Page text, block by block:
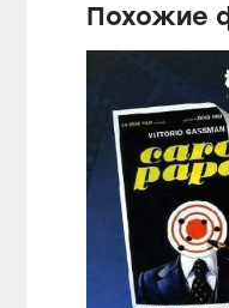
Похожие